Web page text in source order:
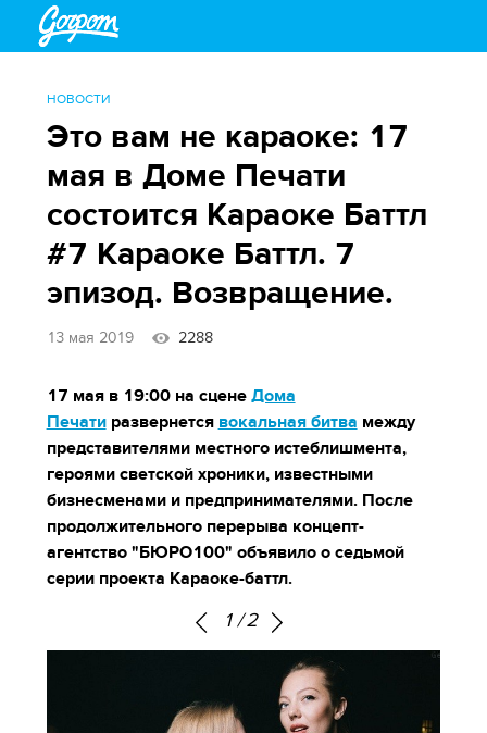
НОВОСТИ
Это вам не караоке: 17
мая в Доме Печати
состоится Караоке Баттл
#7 Караоке Баттл. 7
эпизод. Возвращение.
13 мая 2019 2288
17 мая в 19:00 на сцене Дома
Печатиразвернется вокальная битва между
представителями местного истеблишмента,
героями светской хроники, известными
бизнесменами и предпринимателями. После
продолжительного перерыва концепт-
агентство "БЮРО100" объявило о седьмой
серии проекта Караоке-баттл.
1/2